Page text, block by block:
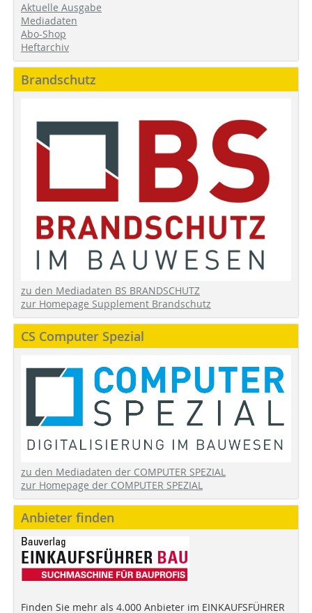
Aktuelle Ausgabe
Mediadaten
Abo-Shop
Heftarchiv
Brandschutz
zu den Mediadaten BS BRANDSCHUTZ
zur Homepage Supplement Brandschutz
CS Computer Spezial
zu den Mediadaten der COMPUTER SPEZIAL
zur Homepage der COMPUTER SPEZIAL
Anbieter finden
Finden Sie mehr als 4.000 Anbieter im EINKAUFSFÜHRER